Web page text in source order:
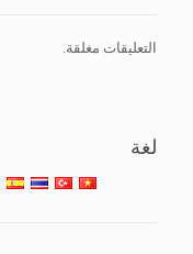
التعليقات مغلقة.
لغة